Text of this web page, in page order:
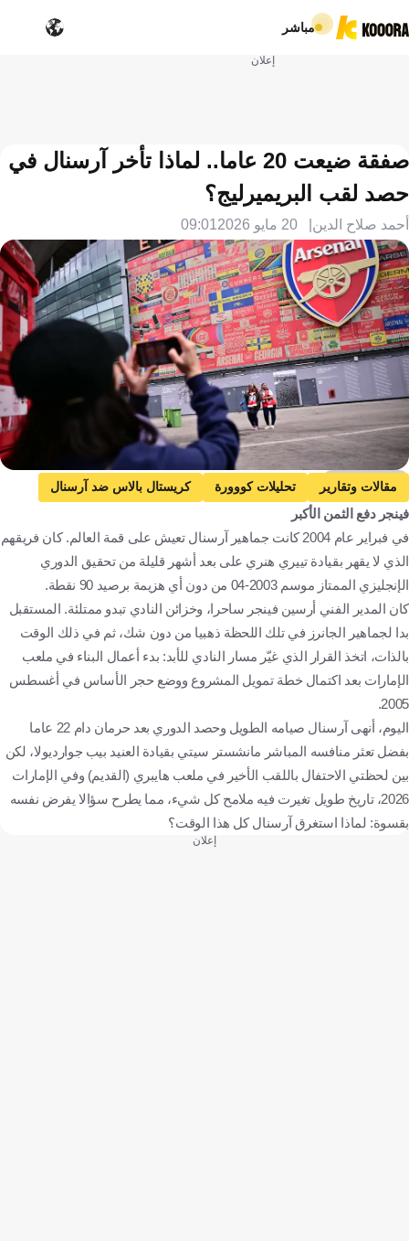
مباشر
إعلان
صفقة ضيعت 20 عاما.. لماذا تأخر آرسنال في
حصد لقب البريميرليج؟
أحمد صلاح الدين 20 مايو 2026 09:01
Getty Images
مقالات وتقارير تحليلات كووورة
كريستال بالاس ضد آرسنال
كريستال بالاس
بورنموث ضد مانشستر سيتي
بورنموث
مانشستر سيتي
أرسين وينغر
ميكيل آرتيتا
إسبانيا
كرة قدم
فينجر دفع الثمن الأكبر
في فبراير عام 2004 كانت جماهير آرسنال تعيش على قمة العالم. كان فريقهم
الذي لا يقهر بقيادة تييري هنري على بعد أشهر قليلة من تحقيق الدوري
الإنجليزي الممتاز موسم 2003-04 من دون أي هزيمة برصيد 90 نقطة.
كان المدير الفني أرسين فينجر ساحرا، وخزائن النادي تبدو ممتلئة. المستقبل
بدا لجماهير الجانرز في تلك اللحظة ذهبيا من دون شك، ثم في ذلك الوقت
بالذات، اتخذ القرار الذي غيّر مسار النادي للأبد: بدء أعمال البناء في ملعب
الإمارات بعد اكتمال خطة تمويل المشروع ووضع حجر الأساس في أغسطس
2005.
اليوم، أنهى آرسنال صيامه الطويل وحصد الدوري بعد حرمان دام 22 عاما
بفضل تعثر منافسه المباشر مانشستر سيتي بقيادة العنيد بيب جوارديولا، لكن
بين لحظتي الاحتفال باللقب الأخير في ملعب هايبري (القديم) وفي الإمارات
2026، تاريخ طويل تغيرت فيه ملامح كل شيء، مما يطرح سؤالا يفرض نفسه
بقسوة: لماذا استغرق آرسنال كل هذا الوقت؟
إعلان